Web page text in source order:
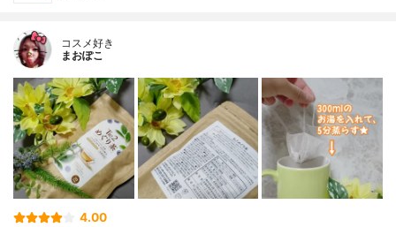
コスメ好き
まおぽこ
4.00